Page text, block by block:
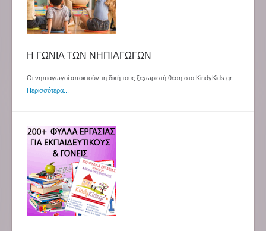
Η ΓΩΝΙΑ ΤΩΝ ΝΗΠΙΑΓΩΓΩΝ
Οι νηπιαγωγοί αποκτούν τη δική τους ξεχωριστή θέση στο KindyKids.gr.
Περισσότερα...